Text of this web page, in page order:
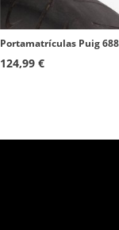
124,99 €